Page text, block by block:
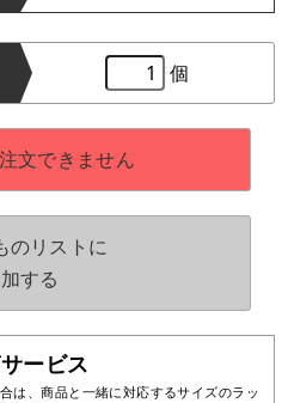
ービス
は、商品と一緒に対応するサイズのラッ
個
文できません
のリストに
する